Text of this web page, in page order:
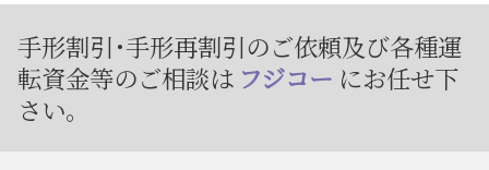
手形割引･手形再割引のご依頼及び各種運
転資金等のご相談は フジコー にお任せ下
さい。